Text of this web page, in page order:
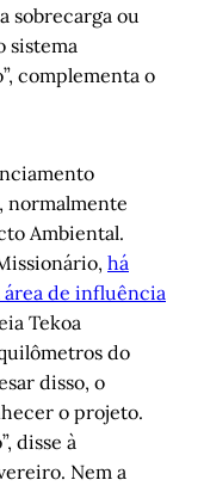
sobrecarga ou
sistema
complementa o
normalmente
Ambiental.
há
área de influência
Tekoa
do
disso, o
o projeto.
disse à
Nem a